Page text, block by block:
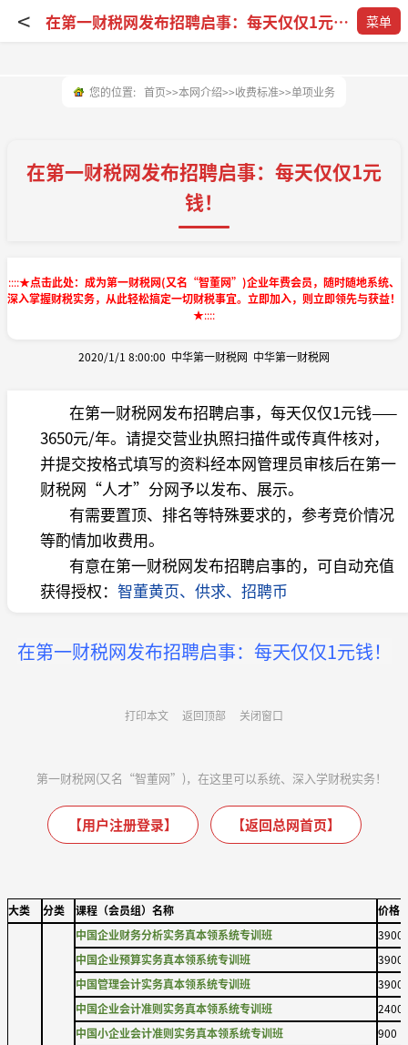
< 在第一财税网发布招聘启事：每天仅仅1元钱！ 菜单
您的位置: 首页>>本网介绍>>收费标准>>单项业务
在第一财税网发布招聘启事：每天仅仅1元
钱！
::::★点击此处：成为第一财税网(又名“智董网”)企业年费会员，随时随地系统、
深入掌握财税实务，从此轻松搞定一切财税事宜。立即加入，则立即领先与获益！
★::::
2020/1/1 8:00:00 中华第一财税网 中华第一财税网
在第一财税网发布招聘启事，每天仅仅1元钱——
3650元/年。请提交营业执照扫描件或传真件核对，
并提交按格式填写的资料经本网管理员审核后在第一
财税网“人才”分网予以发布、展示。
有需要置顶、排名等特殊要求的，参考竞价情况
等酌情加收费用。
有意在第一财税网发布招聘启事的，可自动充值
获得授权： 智董黄页、供求、招聘币
在第一财税网发布招聘启事：每天仅仅1元钱！
打印本文 返回顶部 关闭窗口
第一财税网(又名“智董网”)，在这里可以系统、深入学财税实务！
【用户注册登录】 【返回总网首页】
大类 分类 课程（会员组）名称 价格
中国企业财务分析实务真本领系统专训班
3900
中国企业预算实务真本领系统专训班
3900
中国管理会计实务真本领系统专训班
3900
中国企业会计准则实务真本领系统专训班
2400
中国小企业会计准则实务真本领系统专训班
900